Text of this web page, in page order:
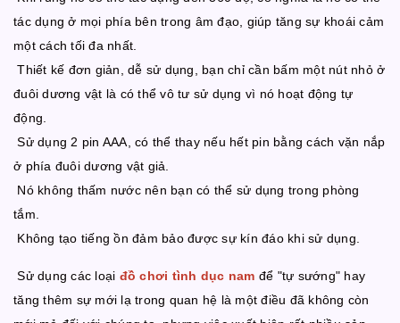
tác dụng ở mọi phía bên trong âm đạo, giúp tăng sự khoái cảm
một cách tối đa nhất.
Thiết kế đơn giản, dễ sử dụng, bạn chỉ cần bấm một nút nhỏ ở
đuôi dương vật là có thể vô tư sử dụng vì nó hoạt động tự
động.
Sử dụng 2 pin AAA, có thể thay nếu hết pin bằng cách vặn nắp
ở phía đuôi dương vật giả.
Nó không thấm nước nên bạn có thể sử dụng trong phòng
tắm.
Không tạo tiếng ồn đảm bảo được sự kín đáo khi sử dụng.
Sử dụng các loại đồ chơi tình dục nam để "tự sướng" hay
tăng thêm sự mới lạ trong quan hệ là một điều đã không còn